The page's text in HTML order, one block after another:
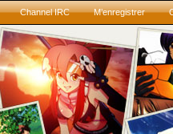
Channel IRC M’enregistrer